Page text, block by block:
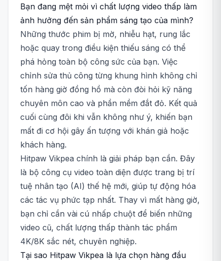
Bạn đang mệt mỏi vì chất lượng video thấp làm
ảnh hưởng đến sản phẩm sáng tạo của mình?
Những thước phim bị mờ, nhiễu hạt, rung lắc
hoặc quay trong điều kiện thiếu sáng có thể
phá hỏng toàn bộ công sức của bạn. Việc
chỉnh sửa thủ công từng khung hình không chỉ
tốn hàng giờ đồng hồ mà còn đòi hỏi kỹ năng
chuyên môn cao và phần mềm đắt đỏ. Kết quả
cuối cùng đôi khi vẫn không như ý, khiến bạn
mất đi cơ hội gây ấn tượng với khán giả hoặc
khách hàng.
Hitpaw Vikpea chính là giải pháp bạn cần. Đây
là bộ công cụ video toàn diện được trang bị trí
tuệ nhân tạo (AI) thế hệ mới, giúp tự động hóa
các tác vụ phức tạp nhất. Thay vì mất hàng giờ,
bạn chỉ cần vài cú nhấp chuột để biến những
video cũ, chất lượng thấp thành tác phẩm
4K/8K sắc nét, chuyên nghiệp.
Tại sao Hitpaw Vikpea là lựa chọn hàng đầu